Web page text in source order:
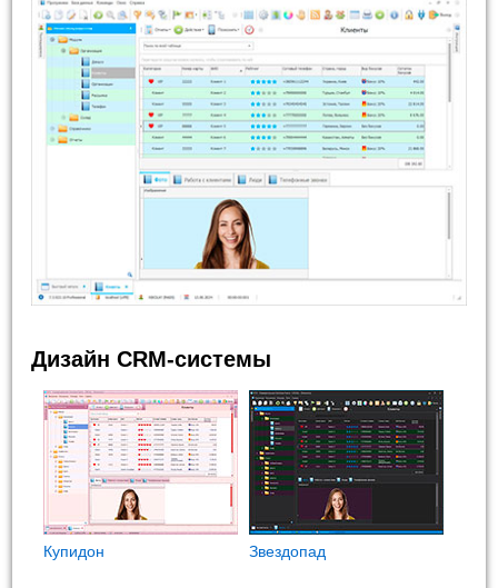
Дизайн CRM-системы
Купидон Звездопад